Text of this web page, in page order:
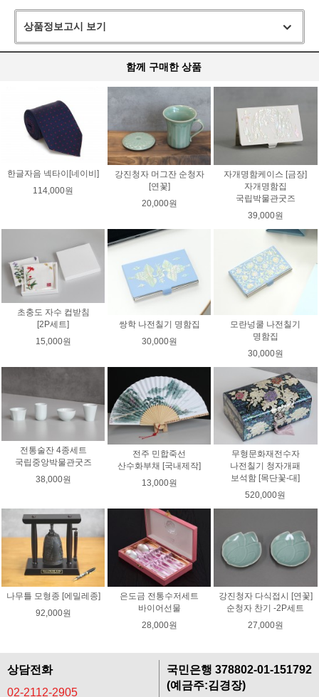
상품정보고시 보기
함께 구매한 상품
한글자음 넥타이[네이비]
114,000원
강진청자 머그잔 순청자
[연꽃]
20,000원
자개명함케이스 [금장]
자개명함집
국립박물관굿즈
39,000원
초충도 자수 컵받침
[2P세트]
15,000원
쌍학 나전칠기 명함집
30,000원
모란넝쿨 나전칠기
명함집
30,000원
전통술잔 4종세트
국립중앙박물관굿즈
38,000원
전주 민합죽선
산수화부채 [국내제작]
13,000원
무형문화재전수자
나전칠기 청자개패
보석함 [목단꽃-대]
520,000원
나무틀 모형종 [에밀레종]
92,000원
은도금 전통수저세트
바이어선물
28,000원
강진청자 다식접시 [연꽃]
순청자 찬기 -2P세트
27,000원
상담전화
02-2112-2905
국민은행 378802-01-151792
(예금주:김경장)